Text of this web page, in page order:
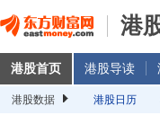
港
港股首页 港股导读
港股数据 港股日历